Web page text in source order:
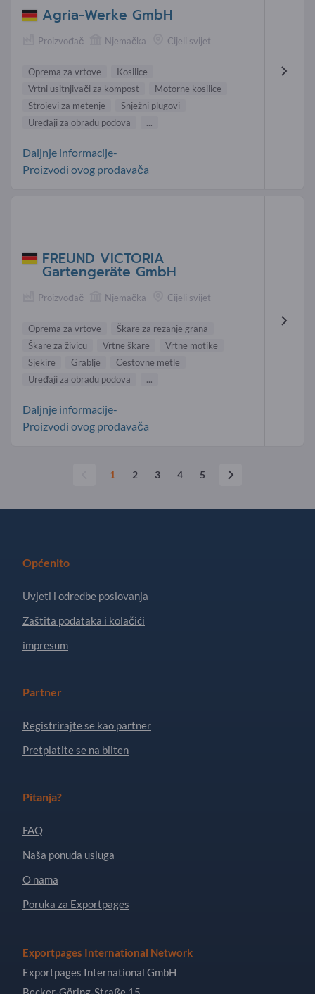
Agria-Werke GmbH
Proizvođač Njemačka Cijeli svijet
Oprema za vrtove
Kosilice
Vrtni usitnjivači za kompost
Motorne kosilice
Strojevi za metenje
Snježni plugovi
Uređaji za obradu podova
...
Daljnje informacije-
Proizvodi ovog prodavača
FREUND VICTORIA
Gartengeräte GmbH
Proizvođač Njemačka Cijeli svijet
Oprema za vrtove
Škare za rezanje grana
Škare za živicu
Vrtne škare
Vrtne motike
Sjekire
Grablje
Cestovne metle
Uređaji za obradu podova
...
Daljnje informacije-
Proizvodi ovog prodavača
1 2 3 4 5
Općenito
Uvjeti i odredbe poslovanja
Zaštita podataka i kolačići
impresum
Partner
Registrirajte se kao partner
Pretplatite se na bilten
Pitanja?
FAQ
Naša ponuda usluga
O nama
Poruka za Exportpages
Exportpages International Network
Exportpages International GmbH